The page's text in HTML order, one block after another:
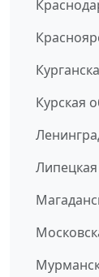
Курская